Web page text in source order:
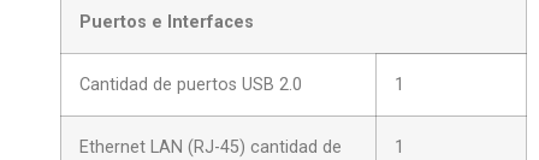
Puertos e Interfaces
Cantidad de puertos USB 2.0 1
Ethernet LAN (RJ-45) cantidad de
1